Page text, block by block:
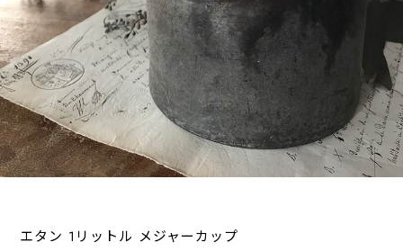
エタン 1リットル メジャーカップ